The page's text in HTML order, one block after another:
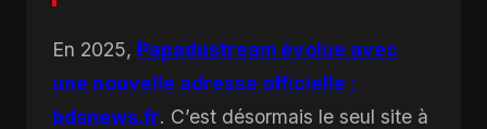
En 2025, Papadustream évolue avec
une nouvelle adresse officielle :
bdsnews.fr. C’est désormais le seul site à